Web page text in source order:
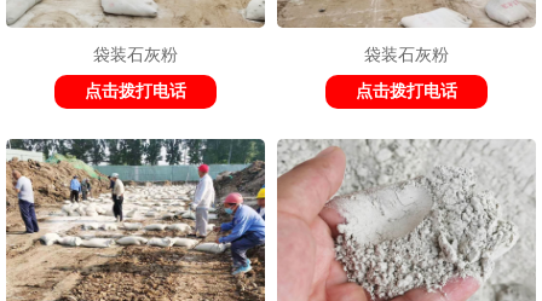
袋装石灰粉
点击拨打电话
袋装石灰粉
点击拨打电话